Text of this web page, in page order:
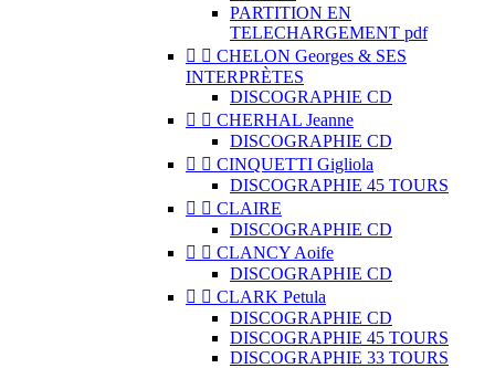
PARTITION EN
TELECHARGEMENT pdf
  CHELON Georges & SES
INTERPRÈTES
DISCOGRAPHIE CD
  CHERHAL Jeanne
DISCOGRAPHIE CD
  CINQUETTI Gigliola
DISCOGRAPHIE 45 TOURS
  CLAIRE
DISCOGRAPHIE CD
  CLANCY Aoife
DISCOGRAPHIE CD
  CLARK Petula
DISCOGRAPHIE CD
DISCOGRAPHIE 45 TOURS
DISCOGRAPHIE 33 TOURS